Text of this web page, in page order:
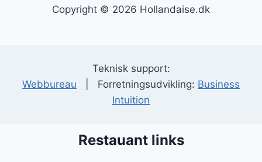
Copyright © 2026 Hollandaise.dk
Teknisk support:
Webbureau | Forretningsudvikling: Business
Intuition
Restauant links